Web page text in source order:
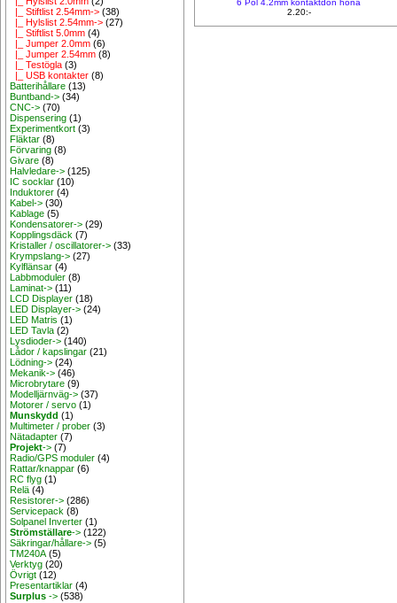
|_ Stiftlist 2.54mm-> (38)
|_ Hylslist 2.54mm-> (27)
|_ Stiftlist 5.0mm (4)
|_ Jumper 2.0mm (6)
|_ Jumper 2.54mm (8)
|_ Testögla (3)
|_ USB kontakter (8)
Batterihållare (13)
Buntband-> (34)
CNC-> (70)
Dispensering (1)
Experimentkort (3)
Fläktar (8)
Förvaring (8)
Givare (8)
Halvledare-> (125)
IC socklar (10)
Induktorer (4)
Kabel-> (30)
Kablage (5)
Kondensatorer-> (29)
Kopplingsdäck (7)
Kristaller / oscillatorer-> (33)
Krympslang-> (27)
Kylflänsar (4)
Labbmoduler (8)
Laminat-> (11)
LCD Displayer (18)
LED Displayer-> (24)
LED Matris (1)
LED Tavla (2)
Lysdioder-> (140)
Lådor / kapslingar (21)
Lödning-> (24)
Mekanik-> (46)
Microbrytare (9)
Modelljärnväg-> (37)
Motorer / servo (1)
Munskydd (1)
Multimeter / prober (3)
Nätadapter (7)
Projekt-> (7)
Radio/GPS moduler (4)
Rattar/knappar (6)
RC flyg (1)
Relä (4)
Resistorer-> (286)
Servicepack (8)
Solpanel Inverter (1)
Strömställare-> (122)
Säkringar/hållare-> (5)
TM240A (5)
Verktyg (20)
Övrigt (12)
Presentartiklar (4)
Surplus-> (538)
2.20:-